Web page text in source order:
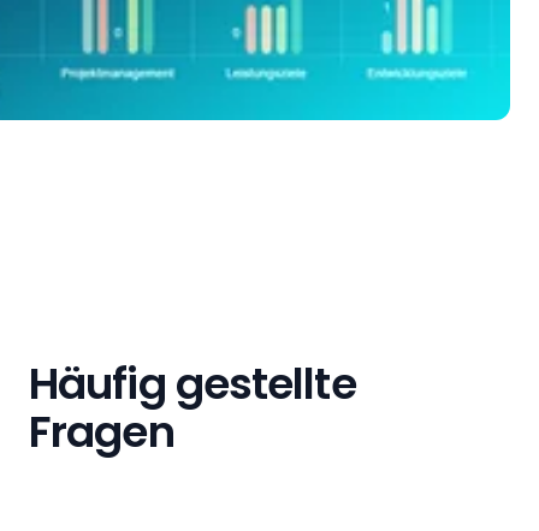
Häufig gestellte
Fragen